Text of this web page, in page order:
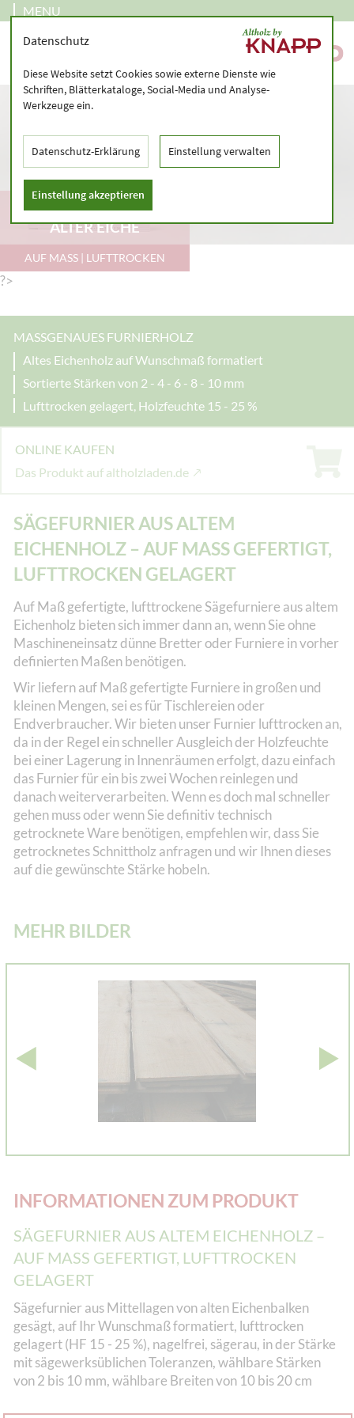
MENU
SÄGEFURNIER AUS
ALTER EICHE
AUF MASS | LUFTTROCKEN
?>
MASSGENAUES FURNIERHOLZ
Altes Eichenholz auf Wunschmaß formatiert
Sortierte Stärken von 2 - 4 - 6 - 8 - 10 mm
Lufttrocken gelagert, Holzfeuchte 15 - 25 %
ONLINE KAUFEN
Das Produkt auf altholzladen.de
SÄGEFURNIER AUS ALTEM
EICHENHOLZ – AUF MASS GEFERTIGT, L
UFTTROCKEN GELAGERT
Auf Maß gefertigte, lufttrockene Sägefurniere aus altem
Eichenholz bieten sich immer dann an, wenn Sie ohne
Maschineneinsatz dünne Bretter oder Furniere in vorher
definierten Maßen benötigen.
Wir liefern auf Maß gefertigte Furniere in großen und
kleinen Mengen, sei es für Tischlereien oder
Endverbraucher. Wir bieten unser Furnier lufttrocken an,
da in der Regel ein schneller Ausgleich der Holzfeuchte
bei einer Lagerung in Innenräumen erfolgt, dazu einfach
das Furnier für ein bis zwei Wochen reinlegen und
danach weiterverarbeiten. Wenn es doch mal schneller
gehen muss oder wenn Sie definitiv technisch
getrocknete Ware benötigen, empfehlen wir, dass Sie
getrocknetes Schnittholz anfragen und wir Ihnen dieses
auf die gewünschte Stärke hobeln.
MEHR BILDER
INFORMATIONEN ZUM PRODUKT
SÄGEFURNIER AUS ALTEM EICHENHOLZ –
AUF MASS GEFERTIGT, LUFTTROCKEN G
ELAGERT
Sägefurnier aus Mittellagen von alten Eichenbalken
gesägt, auf Ihr Wunschmaß formatiert, lufttrocken
gelagert (HF 15 - 25 %), nagelfrei, sägerau, in der Stärke
mit sägewerksüblichen Toleranzen, wählbare Stärken
von 2 bis 10 mm, wählbare Breiten von 10 bis 20 cm
Datenschutz
Diese Website setzt Cookies sowie externe Dienste wie
Schriften, Blätterkataloge, Social-Media und Analyse-
Werkzeuge ein.
Datenschutz-Erklärung Einstellung verwalten
Einstellung akzeptieren